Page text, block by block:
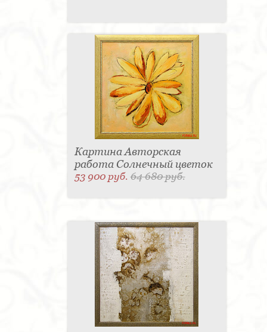
Картина Авторская
работа Солнечный цветок
53 900 руб.64 680 руб.